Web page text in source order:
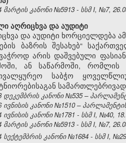
კანონი №5913 - სსმ I, №7,
აღრიცხვა და აუდიტი
და აუდიტი ხორციელდება
ბაზრის შესახებ“
არის დაშვებული
ან საწარმოში,
საბჭო
დეკემბრის კანონი №535 –
კანონი №1510 –
კანონი №1781 - სსმ I, №40,
კანონი №5913 - სსმ I, №7,
კანონი №1684 - სსმ I,